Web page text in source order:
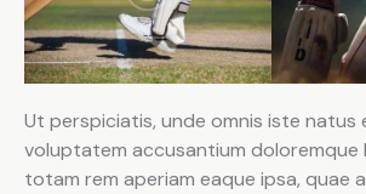
Ut perspiciatis, unde omnis iste natus
voluptatem accusantium doloremque
totam rem aperiam eaque ipsa, quae